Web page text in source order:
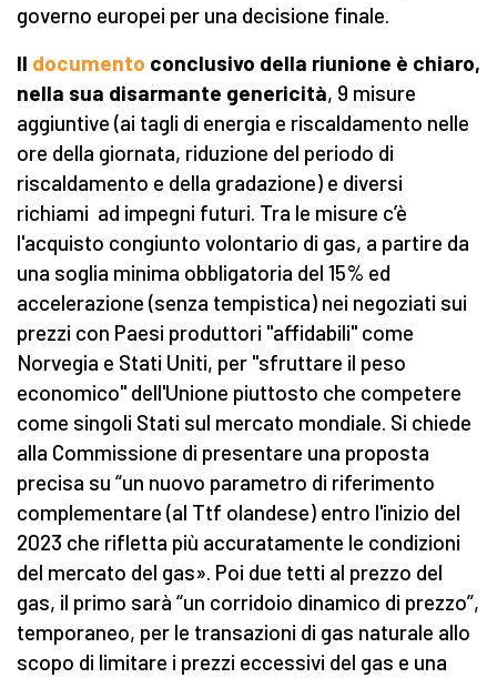
governo europei per una decisione finale.
Il documento conclusivo della riunione è chiaro,
nella sua disarmante genericità, 9 misure
aggiuntive (ai tagli di energia e riscaldamento nelle
ore della giornata, riduzione del periodo di
riscaldamento e della gradazione) e diversi
richiami ad impegni futuri. Tra le misure c’è
l'acquisto congiunto volontario di gas, a partire da
una soglia minima obbligatoria del 15% ed
accelerazione (senza tempistica) nei negoziati sui
prezzi con Paesi produttori "affidabili" come
Norvegia e Stati Uniti, per "sfruttare il peso
economico" dell'Unione piuttosto che competere
come singoli Stati sul mercato mondiale. Si chiede
alla Commissione di presentare una proposta
precisa su “un nuovo parametro di riferimento
complementare (al Ttf olandese) entro l'inizio del
2023 che rifletta più accuratamente le condizioni
del mercato del gas». Poi due tetti al prezzo del
gas, il primo sarà “un corridoio dinamico di prezzo”,
temporaneo, per le transazioni di gas naturale allo
scopo di limitare i prezzi eccessivi del gas e una